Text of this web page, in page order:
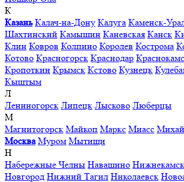
К
Казань Калач-на-Дону Калуга Каменск-
Шахтинский Камышин Каневская Канск
Клин Ковров Колпино Королев Кострома
Котово Красногорск Краснодар
Кропоткин Крымск Кстово Кузнецк
Кыштым
Л
Лениногорск Липецк Лысково Люберцы
М
Магнитогорск Майкоп Маркс Миасс
Москва Муром Мытищи
Н
Набережные Челны Навашино Нижнекамск
Новгород Нижний Тагил Николаевск